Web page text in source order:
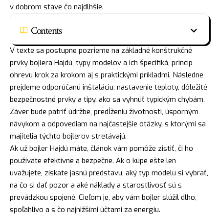
v dobrom stave čo najdlhšie.
Contents
V texte sa postupne pozrieme na základné konštrukčné
prvky bojlera Hajdú, typy modelov a ich špecifiká, princíp
ohrevu krok za krokom aj s praktickými príkladmi. Následne
prejdeme odporúčanú inštaláciu, nastavenie teploty, dôležité
bezpečnostné prvky a tipy, ako sa vyhnúť typickým chybám.
Záver bude patriť údržbe, predĺženiu životnosti, úsporným
návykom a odpovediam na najčastejšie otázky, s ktorými sa
majitelia týchto bojlerov stretávajú.
Ak už bojler Hajdú máte, článok vám pomôže zistiť, či ho
používate efektívne a bezpečne. Ak o kúpe ešte len
uvažujete, získate jasnú predstavu, aký typ modelu si vybrať,
na čo si dať pozor a aké náklady a starostlivosť sú s
prevádzkou spojené. Cieľom je, aby vám bojler slúžil dlho,
spoľahlivo a s čo najnižšími účtami za energiu.